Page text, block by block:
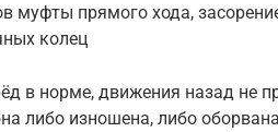
муфты прямого хода,
колец
в норме, движения назад не
либо изношена, либо